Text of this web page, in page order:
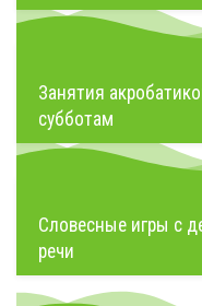
Занятия
субботам
Словесные игры с
речи